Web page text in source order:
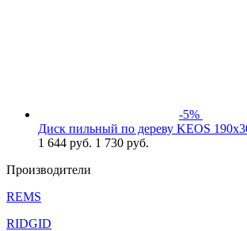
-5%
Диск пильный по дереву KEOS
1 644 руб. 1 730 руб.
Производители
REMS
RIDGID